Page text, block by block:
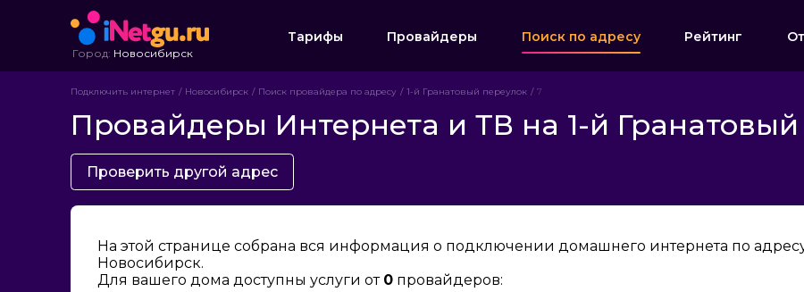
Город: Новосибирск
Тарифы Провайдеры Поиск по адресу Рейтинг
Подключить интернет Новосибирск Поиск провайдера по адресу 1-й Гранатовый переулок 7
Провайдеры Интернета и ТВ на 1-й Гранатовый
Проверить другой адрес
На этой странице собрана вся информация о подключении домашнего интернета по
Новосибирск.
Для вашего дома доступны услуги от 0 провайдеров: